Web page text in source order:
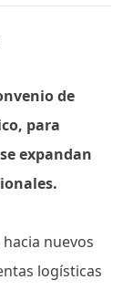
de
para
expandan
nuevos
logísticas